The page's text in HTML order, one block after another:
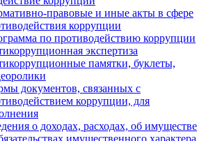
правовые и иные акты в сфере
коррупции
по противодействию коррупции
экспертиза
памятки, буклеты,
документов, связанных с
коррупции, для
о доходах, расходах, об имуществе